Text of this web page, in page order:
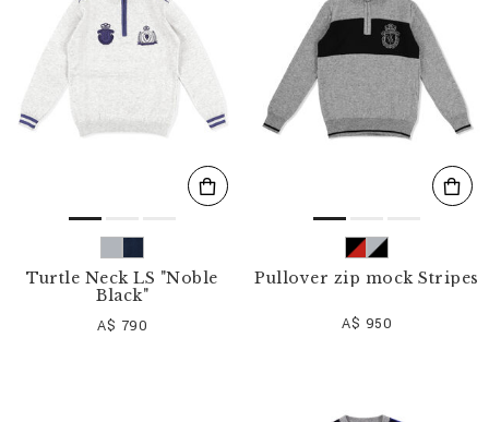
Turtle Neck LS "Noble
Black"
A$ 790
Pullover zip mock Stripes
A$ 950